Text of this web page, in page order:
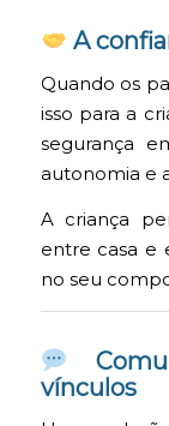
A
Quando os
isso para a
segurança
autonomia e
A criança
entre casa e
no seu
vínculos